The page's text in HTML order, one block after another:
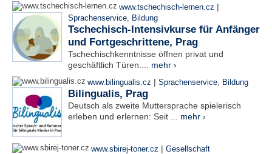
www.tschechisch-lernen.cz |
Sprachenservice, Bildung
Tschechisch-Intensivkurse für Anfänger
und Fortgeschrittene, Prag
Tschechischkenntnisse öffnen privat und
geschäftlich Türen.... mehr ›
www.bilingualis.cz | Sprachenservice, Bildung
Bilingualis, Prag
Deutsch als zweite Muttersprache spielerisch
erleben und erlernen: Seit ... mehr ›
www.sbirej-toner.cz | Gesellschaft